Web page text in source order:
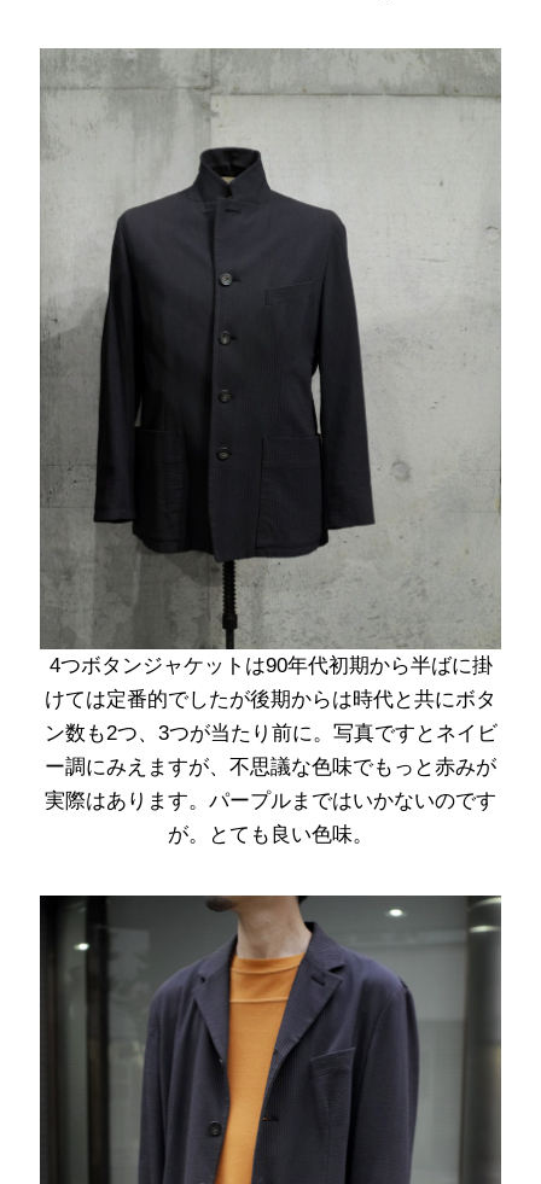
4つボタンジャケットは90年代初期から半ばに掛
けては定番的でしたが後期からは時代と共にボタ
ン数も2つ、3つが当たり前に。写真ですとネイビ
ー調にみえますが、不思議な色味でもっと赤みが
実際はあります。パープルまではいかないのです
が。とても良い色味。